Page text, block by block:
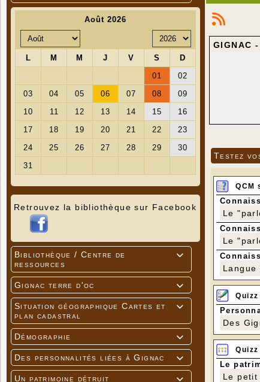
Retrouvez la bibliothèque sur Facebook

Bibliothèque / Centre de
ressources

Gignac terre d'oc

Situation géographique Cartes et
plan cadastral

Démographie

Des personnalités liées à Gignac

Un patrimoine détruit
GIGNAC
Testez
QCM
Le
Le
Des
Le
Le petit